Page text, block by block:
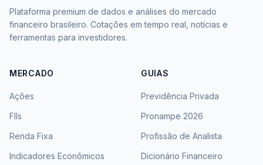
Plataforma premium de dados e análises do mercado
financeiro brasileiro. Cotações em tempo real, notícias e
ferramentas para investidores.
MERCADO
Ações
FIIs
Renda Fixa
Indicadores Econômicos
GUIAS
Previdência Privada
Pronampe 2026
Profissão de Analista
Dicionário Financeiro